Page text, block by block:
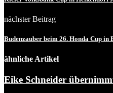
nächster Beitrag
Budenzauber beim 26. Honda Cup in
ähnliche Artikel
Eike Schneider